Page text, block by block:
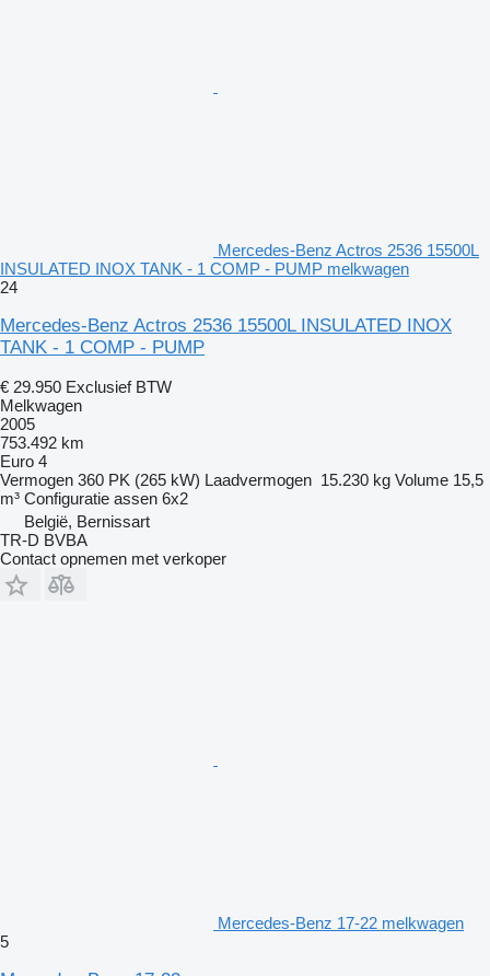
Mercedes-Benz Actros 2536 15500L
INSULATED INOX TANK - 1 COMP - PUMP melkwagen
24
Mercedes-Benz Actros 2536 15500L INSULATED INOX
TANK - 1 COMP - PUMP
€ 29.950 Exclusief BTW
Melkwagen
2005
753.492 km
Euro 4
Vermogen 360 PK (265 kW) Laadvermogen 15.230 kg Volume 15,5
m³ Configuratie assen 6x2
België, Bernissart
TR-D BVBA
Contact opnemen met verkoper
Mercedes-Benz 17-22 melkwagen
5